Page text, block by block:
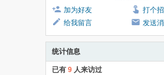
加为好友
打个
给我留言
发送
统计信息
已有 9 人来访过